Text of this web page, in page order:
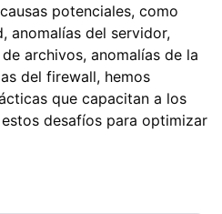
potenciales, como
anomalías del servidor,
archivos, anomalías de la
del firewall, hemos
que capacitan a los
desafíos para optimizar